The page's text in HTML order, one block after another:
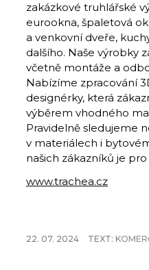
zakázkové truhlářské
eurookna, špaletová
a venkovní dveře,
dalšího. Naše výrobky
včetně montáže a
Nabízíme zpracování
designérky, která
výběrem vhodného
Pravidelně sledujeme
v materiálech i
našich zákazníků je
www.trachea.cz
22. 07. 2024 TEXT: